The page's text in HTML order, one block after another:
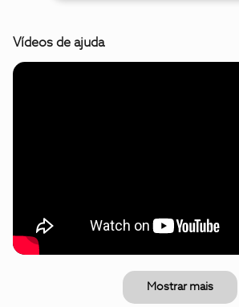
Vídeos de ajuda
Mostrar mais